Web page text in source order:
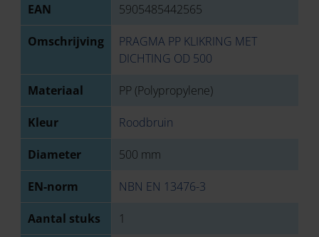
EAN 5905485442565
Omschrijving
PRAGMA PP KLIKRING MET
DICHTING OD 500
Materiaal PP (Polypropylene)
Kleur Roodbruin
Diameter 500 mm
EN-norm NBN EN 13476-3
Aantal stuks 1